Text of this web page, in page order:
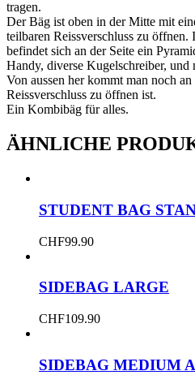
tragen.
Der Bäg ist oben in der Mitte mit
teilbaren Reissverschluss zu öffnen.
befindet sich an der Seite ein
Handy, diverse Kugelschreiber, und
Von aussen her kommt man noch
Reissverschluss zu öffnen ist.
Ein Kombibäg für alles.
ÄHNLICHE
STUDENT BAG
CHF99.90
SIDEBAG LARGE
CHF109.90
SIDEBAG MEDIUM